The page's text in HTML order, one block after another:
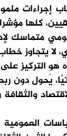
إجراءات
كلها
متماسك
يتجاوز خطاب
هو التركيز
يَحول دون
العمومية